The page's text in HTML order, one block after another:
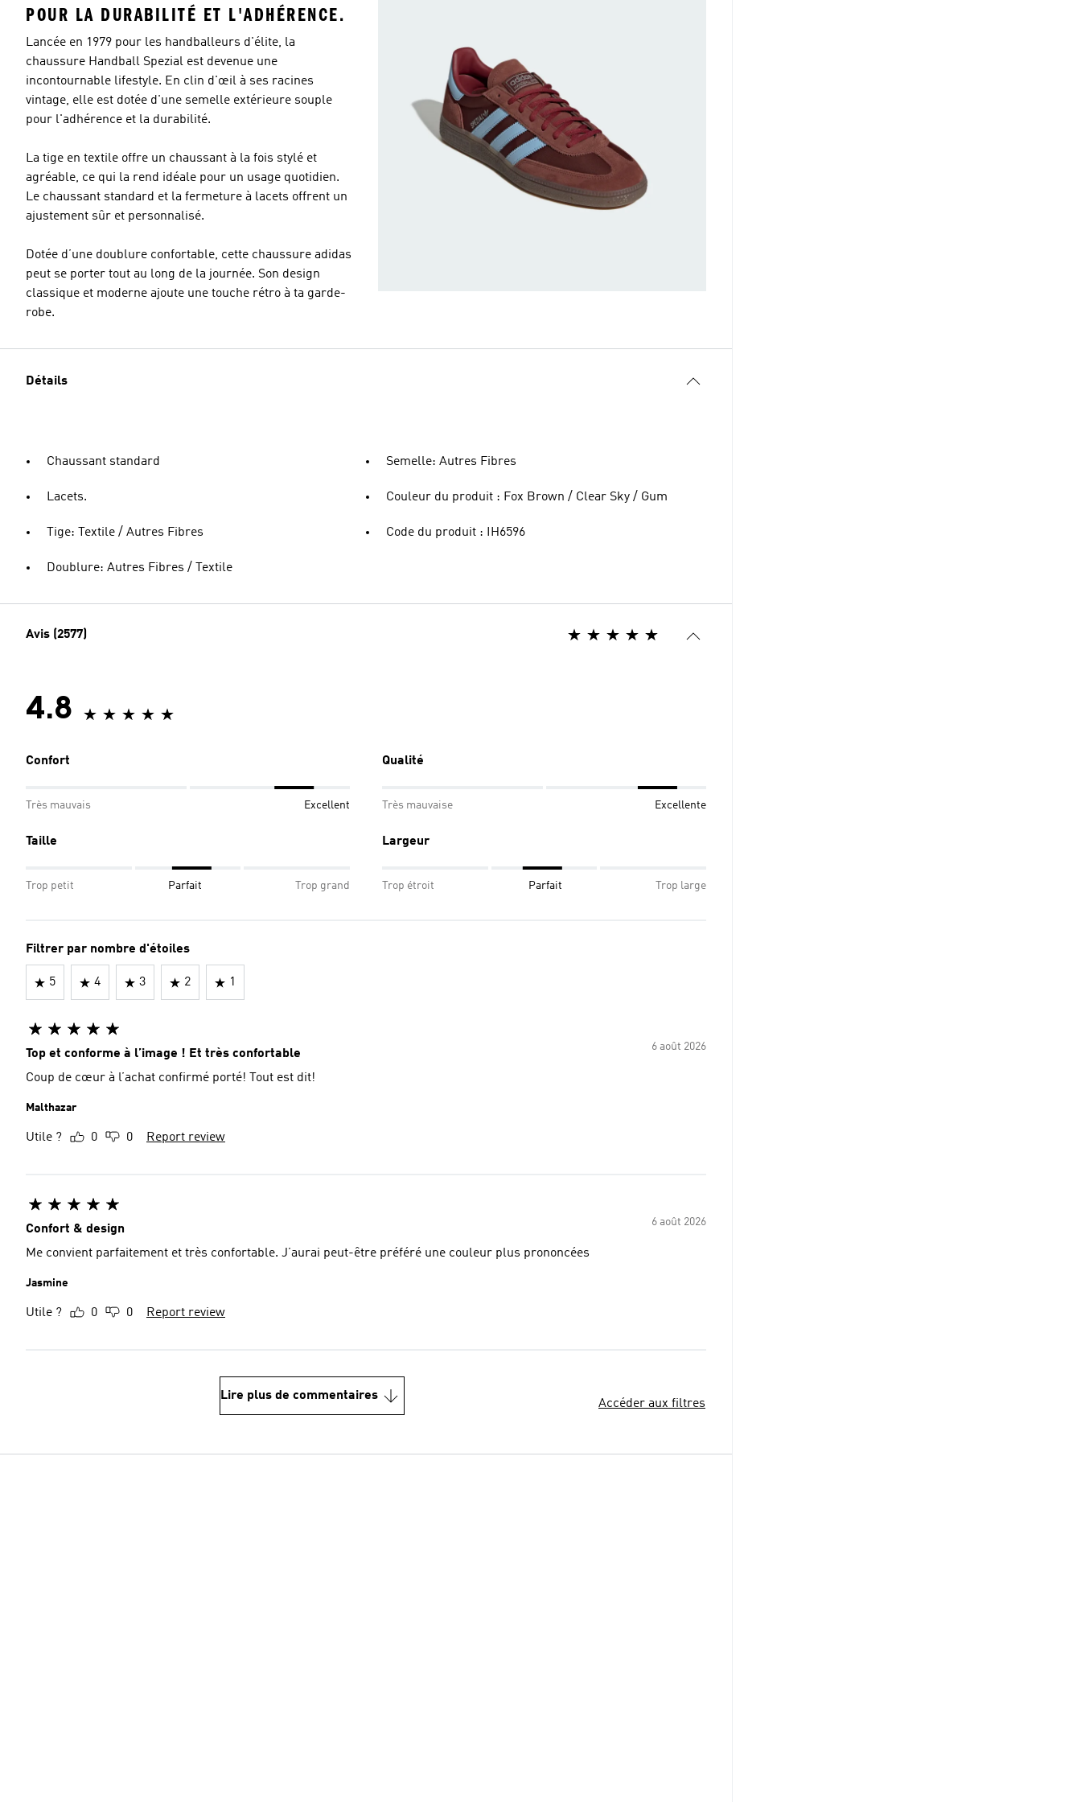
POUR LA DURABILITÉ ET L'ADHÉRENCE.
Lancée en 1979 pour les handballeurs d'élite, la
chaussure Handball Spezial est devenue une
incontournable lifestyle. En clin d'œil à ses racines
vintage, elle est dotée d'une semelle extérieure souple
pour l'adhérence et la durabilité.
La tige en textile offre un chaussant à la fois stylé et
agréable, ce qui la rend idéale pour un usage quotidien.
Le chaussant standard et la fermeture à lacets offrent un
ajustement sûr et personnalisé.
Dotée d’une doublure confortable, cette chaussure adidas
peut se porter tout au long de la journée. Son design
classique et moderne ajoute une touche rétro à ta garde-
robe.
Détails
Chaussant standard
Lacets.
Tige: Textile / Autres Fibres
Doublure: Autres Fibres / Textile
Semelle: Autres Fibres
Couleur du produit : Fox Brown / Clear Sky / Gum
Code du produit : IH6596
Avis (2577)
4.8
Confort
Très mauvais Excellent
Qualité
Très mauvaise Excellente
Taille
Trop petit Parfait Trop grand
Largeur
Trop étroit Parfait Trop large
Filtrer par nombre d'étoiles
5 4 3 2 1
6 août 2026
Top et conforme à l’image ! Et très confortable
Coup de cœur à l’achat confirmé porté! Tout est dit!
Malthazar
Utile ? 0 0 Report review
6 août 2026
Confort & design
Me convient parfaitement et très confortable. J’aurai peut-être préféré une couleur plus prononcées
Jasmine
Utile ? 0 0 Report review
Lire plus de commentaires
Accéder aux filtres